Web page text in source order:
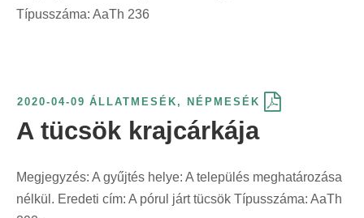
Típusszáma: AaTh 236
2020-04-09 ÁLLATMESÉK , NÉPMESÉK
A tücsök krajcárkája
Megjegyzés: A gyűjtés helye: A település meghatározása
nélkül. Eredeti cím: A pórul járt tücsök Típusszáma: AaTh